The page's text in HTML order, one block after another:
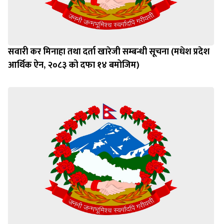
सवारी कर मिनाहा तथा दर्ता खारेजी सम्बन्धी सूचना (मधेश प्रदेश
आर्थिक ऐन, २०८३ को दफा १४ बमोजिम)